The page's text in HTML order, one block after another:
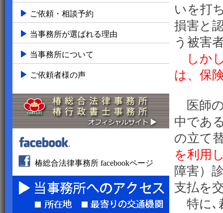
ご依頼・相談予約
当事務所が選ばれる理由
当事務所について
ご依頼者様の声
椿総合法律事務所 facebookページ
いを打
損害と
う被害
しか
は、保
医師の
中であ
の立て
を利用
障害）
支払を
特に､